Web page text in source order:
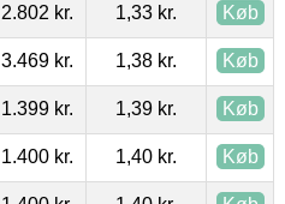
2.802 kr. 1,33 kr. Køb
3.469 kr. 1,38 kr. Køb
1.399 kr. 1,39 kr. Køb
1.400 kr. 1,40 kr. Køb